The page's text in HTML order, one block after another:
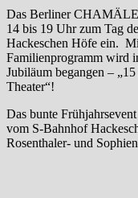
Das Berliner
14 bis 19 Uhr zum Tag
Hackeschen Höfe ein.
Familienprogramm wird
Jubiläum begangen –
Theater“!
Das bunte
vom S-Bahnhof
Rosenthaler- und